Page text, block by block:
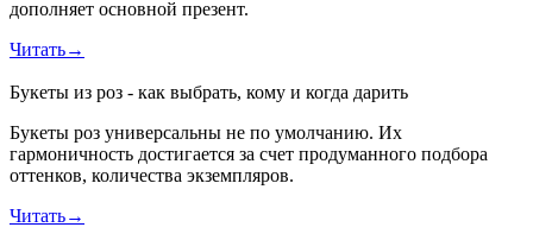
дополняет основной презент.
Читать→
Букеты из роз - как выбрать, кому и когда дарить
Букеты роз универсальны не по умолчанию. Их
гармоничность достигается за счет продуманного подбора
оттенков, количества экземпляров.
Читать→